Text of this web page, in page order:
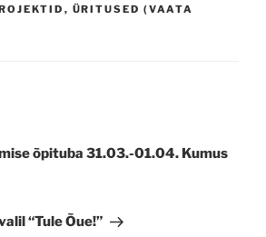
, ÜRITUSED (VAATA
õpituba 31.03.-01.04. Kumus
“Tule Õue!”